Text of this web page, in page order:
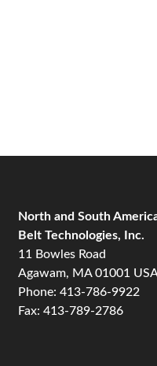
North and South
Belt Technologies, Inc.
11 Bowles Road
Agawam, MA 01001
Phone: 413-786-9922
Fax: 413-789-2786